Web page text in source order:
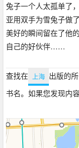
兔子一个人太孤单了
亚用双手为雪兔子做
美好的瞬间留在了他
自己的好伙伴……
查找在 上海 出版的
书名。如果您发现内